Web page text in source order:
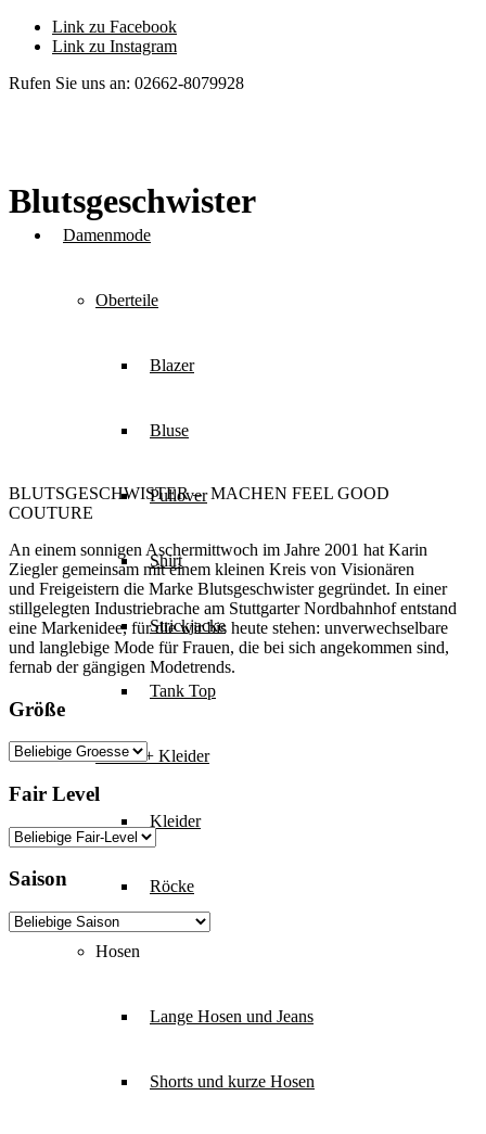
Link zu Facebook
Link zu Instagram
Rufen Sie uns an: 02662-8079928
Damenmode
Oberteile
Blazer
Bluse
Pullover
Shirt
Strickjacke
Tank Top
Röcke + Kleider
Kleider
Röcke
Hosen
Lange Hosen und Jeans
Shorts und kurze Hosen
Blutsgeschwister
BLUTSGESCHWISTER – MACHEN FEEL GOOD
COUTURE
An einem sonnigen Aschermittwoch im Jahre 2001 hat Karin
Ziegler gemeinsam mit einem kleinen Kreis von Visionären
und Freigeistern die Marke Blutsgeschwister gegründet. In einer
stillgelegten Industriebrache am Stuttgarter Nordbahnhof entstand
eine Markenidee, für die wir bis heute stehen: unverwechselbare
und langlebige Mode für Frauen, die bei sich angekommen sind,
fernab der gängigen Modetrends.
Größe
Fair Level
Saison